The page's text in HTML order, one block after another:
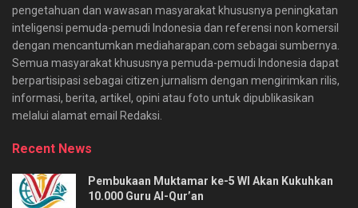
pengetahuan dan wawasan masyarakat khususnya peningkatan
inteligensi pemuda-pemudi Indonesia dan referensi non komersil
dengan mencantumkan mediaharapan.com sebagai sumbernya.
Semua masyarakat khususnya pemuda-pemudi Indonesia dapat
berpartisipasi sebagai citizen jurnalism dengan mengirimkan rilis,
informasi, berita, artikel, opini atau foto untuk dipublikasikan
melalui alamat email Redaksi.
Recent News
Pembukaan Muktamar ke-5 WI Akan Kukuhkan
10.000 Guru Al-Qur’an